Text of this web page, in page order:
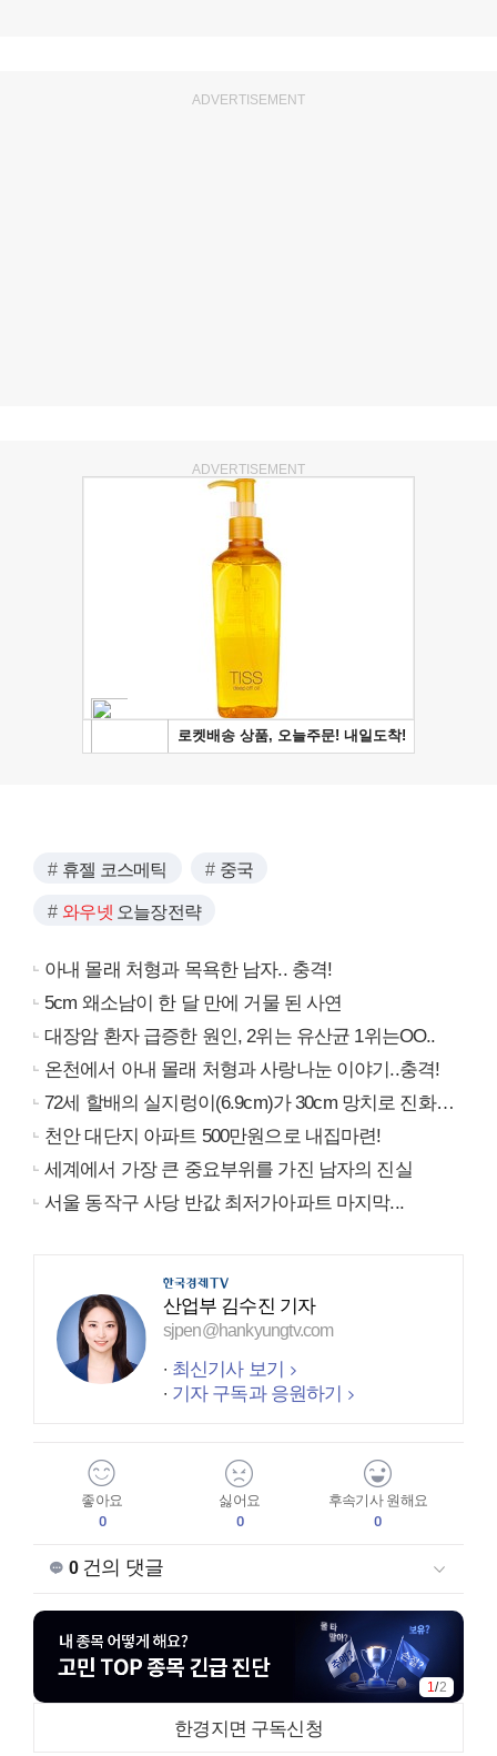
ADVERTISEMENT
ADVERTISEMENT
휴젤 코스메틱 중국
와우넷 오늘장전략
아내 몰래 처형과 목욕한 남자.. 충격!
5cm 왜소남이 한 달 만에 거물 된 사연
대장암 환자 급증한 원인, 2위는 유산균 1위는OO..
온천에서 아내 몰래 처형과 사랑나눈 이야기..충격!
72세 할배의 실지렁이(6.9cm)가 30cm 망치로 진화…
천안 대단지 아파트 500만원으로 내집마련!
세계에서 가장 큰 중요부위를 가진 남자의 진실
서울 동작구 사당 반값 최저가아파트 마지막...
산업부 김수진 기자
sjpen@hankyungtv.com
최신기사 보기
기자 구독과 응원하기
좋아요
0
싫어요
0
후속기사 원해요
0
0건의 댓글
1/2
한경지면 구독신청